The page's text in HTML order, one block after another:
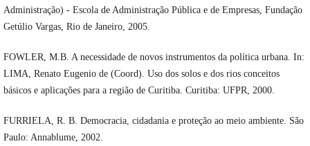
Administração) - Escola de Administração Pública e de Empresas, Fundação
Getúlio Vargas, Rio de Janeiro, 2005.
FOWLER, M.B. A necessidade de novos instrumentos da política urbana. In:
LIMA, Renato Eugenio de (Coord). Uso dos solos e dos rios conceitos
básicos e aplicações para a região de Curitiba. Curitiba: UFPR, 2000.
FURRIELA, R. B. Democracia, cidadania e proteção ao meio ambiente. São
Paulo: Annablume, 2002.